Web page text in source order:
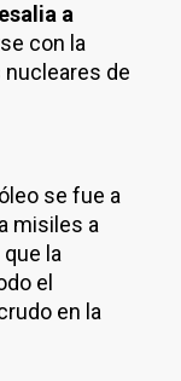
a
con la
de
se fue a
misiles a
la
el
en la